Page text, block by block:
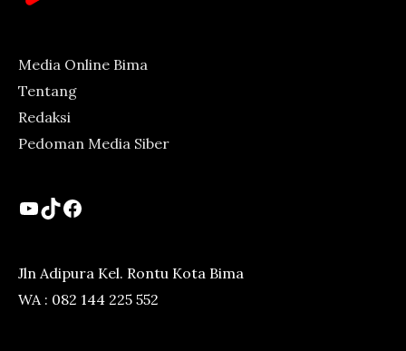
Media Online Bima
Tentang
Redaksi
Pedoman Media Siber
YouTube
TikTok
Facebook
Jln Adipura Kel. Rontu Kota Bima
WA : 082 144 225 552